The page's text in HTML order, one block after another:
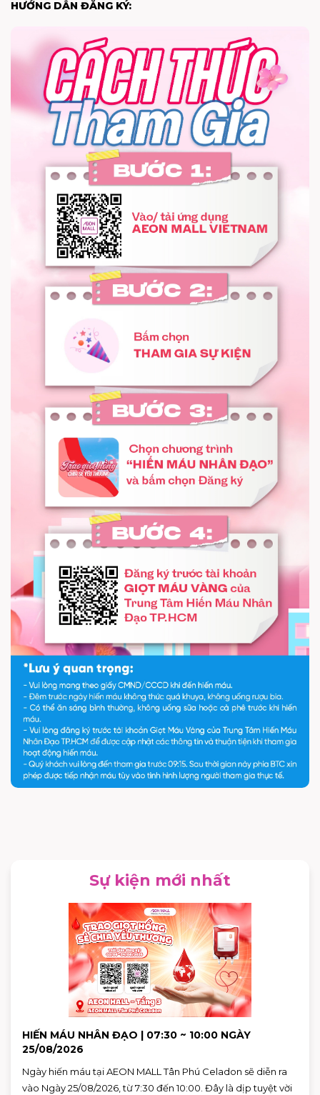
HƯỚNG DẪN ĐĂNG KÝ:
Sự kiện mới nhất
HIẾN MÁU NHÂN ĐẠO | 07:30 ~ 10:00 NGÀY
25/08/2026
Ngày hiến máu tại AEON MALL Tân Phú Celadon sẽ diễn ra
vào Ngày 25/08/2026, từ 7:30 đến 10:00. Đây là dịp tuyệt vời